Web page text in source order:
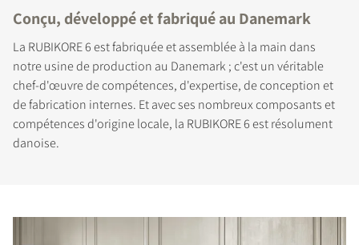
Conçu, développé et fabriqué au Danemark
La RUBIKORE 6 est fabriquée et assemblée à la main dans
notre usine de production au Danemark ; c'est un véritable
chef-d'œuvre de compétences, d'expertise, de conception et
de fabrication internes. Et avec ses nombreux composants et
compétences d'origine locale, la RUBIKORE 6 est résolument
danoise.